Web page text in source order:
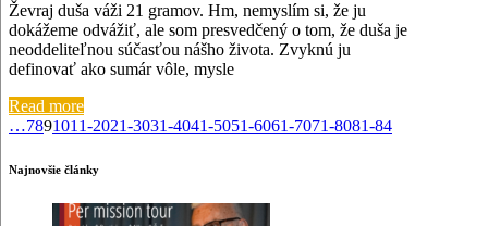
Ževraj duša váži 21 gramov. Hm, nemyslím si, že ju
dokážeme odvážiť, ale som presvedčený o tom, že duša je
neoddeliteľnou súčasťou nášho života. Zvyknú ju
definovať ako sumár vôle, mysle
Read more
…7891011-2021-3031-4041-5051-6061-7071-8081-84
Najnovšie články